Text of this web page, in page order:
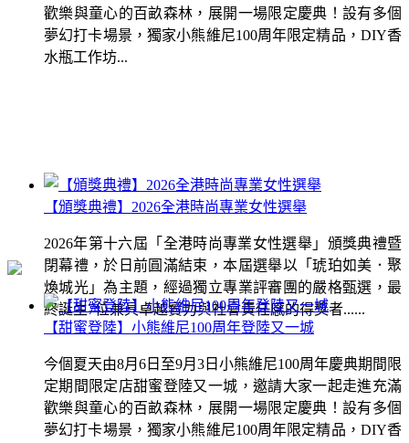
歡樂與童心的百畝森林，展開一場限定慶典！設有多個
夢幻打卡場景，獨家小熊維尼100周年限定精品，DIY香
水瓶工作坊...
【頒獎典禮】2026全港時尚專業女性選舉
2026年第十六屆「全港時尚專業女性選舉」頒獎典禮暨
閉幕禮，於日前圓滿結束，本屆選舉以「琥珀如美．聚
煥城光」為主題，經過獨立專業評審團的嚴格甄選，最
終誕生7位兼具卓越實力與社會責任感的得獎者......
【甜蜜登陸】小熊維尼100周年登陸又一城
今個夏天由8月6日至9月3日小熊維尼100周年慶典期間限
定期間限定店甜蜜登陸又一城，邀請大家一起走進充滿
歡樂與童心的百畝森林，展開一場限定慶典！設有多個
夢幻打卡場景，獨家小熊維尼100周年限定精品，DIY香